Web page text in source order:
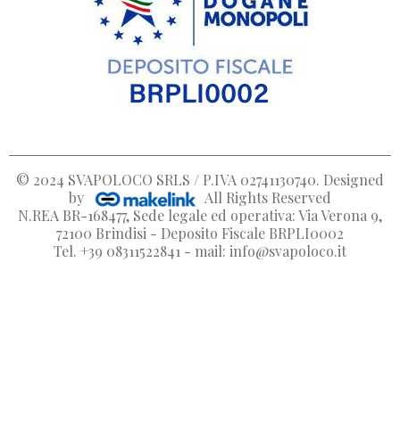
© 2024 SVAPOLOCO SRLS / P.IVA 02741130740. Designed
by
All Rights Reserved
N.REA BR-168477, Sede legale ed operativa: Via Verona 9,
72100 Brindisi - Deposito Fiscale BRPLI0002
Tel. +39 08311522841 - mail: info@svapoloco.it